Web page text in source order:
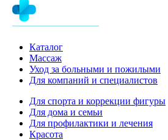
Каталог
Массаж
Уход за больными и пожилыми
Для компаний и специалистов
Для спорта и коррекции фигуры
Для дома и семьи
Для профилактики и лечения
Красота